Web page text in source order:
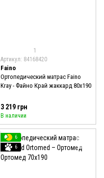
1
Артикул: 84168420
Faino
Ортопедический матрас Faino
Kray - Файно Край жаккард 80x190
3 219 грн
В наличии
6
6